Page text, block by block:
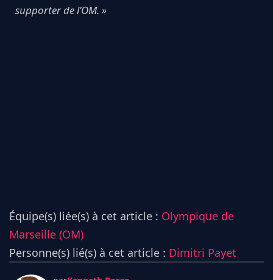
supporter de l’OM. »
Équipe(s) liée(s) à cet article : Olympique de
Marseille (OM)
Personne(s) lié(s) à cet article : Dimitri Payet